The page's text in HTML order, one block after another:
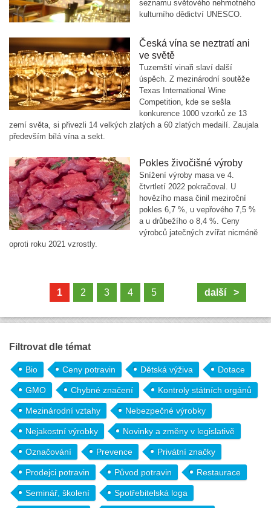
seznamu světového nehmotného
kulturního dědictví UNESCO.
Česká vína se neztratí ani
ve světě
Tuzemští vinaři slaví další
úspěch. Z mezinárodní soutěže
Texas International Wine
Competition, kde se sešla
konkurence 1000 vzorků ze 13
zemí světa, si přivezli 14 velkých zlatých a 60 zlatých medailí. Zaujala
především bílá vína a sekt.
Pokles živočišné výroby
Snížení výroby masa ve 4.
čtvrtletí 2022 pokračoval. U
hovězího masa činil meziroční
pokles 6,7 %, u vepřového 7,5 %
a u drůbežího o 8,4 %. Ceny
výrobců jatečných zvířat nicméně
oproti roku 2021 vzrostly.
1 2 3 4 5 další >
Filtrovat dle témat
Bio Ceny potravin Dětská výživa Dotace
GMO Chybné značení Kontroly státních orgánů
Mezinárodní vztahy Nebezpečné výrobky
Nejakostní výrobky Novinky a změny v legislativě
Označování Prevence Privátní značky
Prodejci potravin Původ potravin Restaurace
Seminář, školení Spotřebitelská loga